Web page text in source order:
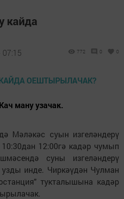
кайда
772 0 0
ману узачак.
Мәләкәс суын изгеләндерү
12:00гә кадәр чумып
суны изгеләндерү
инде. Чиркәүдән Чулман
тукталышына кадәр